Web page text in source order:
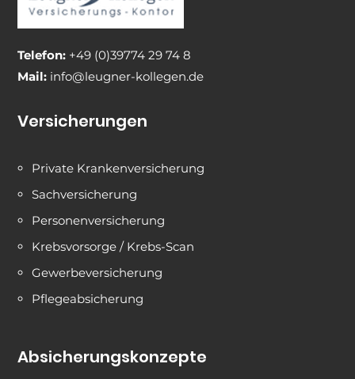
Telefon: +49 (0)39774 29 74 8
Mail: info@leugner-kollegen.de
Versicherungen
Private Krankenversicherung
Sachversicherung
Personenversicherung
Krebsvorsorge / Krebs-Scan
Gewerbeversicherung
Pflegeabsicherung
Absicherungskonzepte